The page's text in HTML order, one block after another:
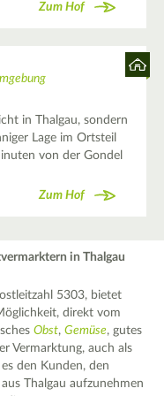
Zum Hof
in Thalgau, sondern
Lage im Ortsteil
von der Gondel
Zum Hof
in Thalgau
5303, bietet
direkt vom
Obst,Gemüse, gutes
Vermarktung, auch als
den Kunden, den
Thalgau aufzunehmen